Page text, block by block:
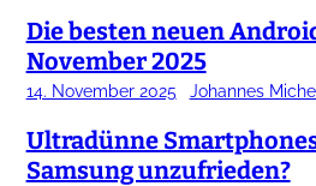
Die besten neuen
November 2025
14. November 2025 Johannes
Ultradünne
Samsung unzufrieden?